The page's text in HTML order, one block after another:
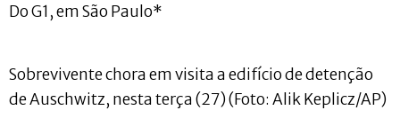
Do G1, em São Paulo*
Sobrevivente chora em visita a edifício de detenção
de Auschwitz, nesta terça (27) (Foto: Alik Keplicz/AP)